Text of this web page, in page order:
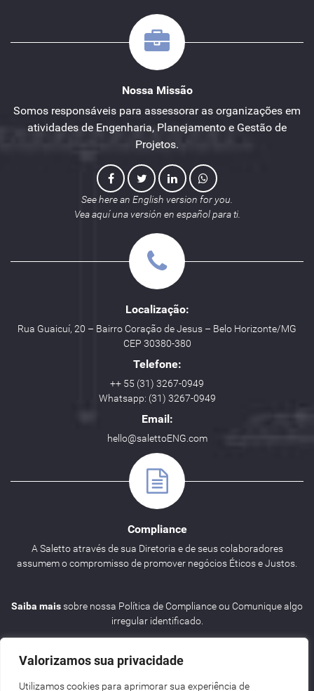
Valorizamos sua privacidade
Utilizamos cookies para aprimorar sua experiência de
Nossa Missão
Somos responsáveis para assessorar as organizações em
atividades de Engenharia, Planejamento e Gestão de
Projetos.
See here an English version for you.
Vea aquí una versión en español para ti.
Localização:
Rua Guaicuí, 20 – Bairro Coração de Jesus – Belo Horizonte/MG
CEP 30380-380
Telefone:
++ 55 (31) 3267-0949
Whatsapp: (31) 3267-0949
Email:
hello@salettoENG.com
Compliance
A Saletto através de sua Diretoria e de seus colaboradores
assumem o compromisso de promover negócios Éticos e Justos.
Saiba maissobre nossa Política de Compliance ou Comunique algo
irregular identificado.